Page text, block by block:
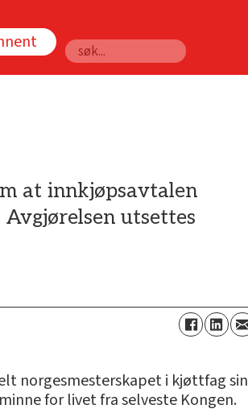
Søk
at innkjøpsavtalen
utsettes
norgesmesterskapet i kjøttfag sin
for livet fra selveste Kongen.